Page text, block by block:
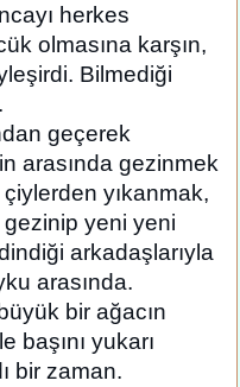
herkes
olmasına karşın,
Bilmediği
geçerek
arasında gezinmek
yıkanmak,
yeni yeni
arkadaşlarıyla
arasında.
bir ağacın
başını yukarı
bir zaman.